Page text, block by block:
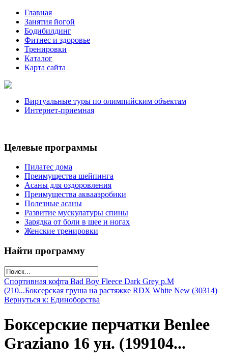
Главная
Занятия йогой
Бодибилдинг
Фитнес и здоровье
Тренировки
Каталог
Карта сайта
Виртуальные туры по олимпийским объектам
Интернет-приемная
Целевые программы
Пилатес дома
Преимущества шейпинга
Асаны для оздоровления
Преимущества аквааэробики
Полезные асаны
Развитие мускулатуры спины
Зарядка от боли в шее и ногах
Женские тренировки
Найти программу
Спортивная кофта Bad Boy Fleece Dark Grey р.M
(210...Боксерская груша на растяжке RDX White New (30314)
Вернуться к: Единоборства
Боксерские перчатки Benlee
Graziano 16 ун. (199104...